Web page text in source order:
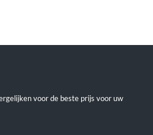
voor de beste prijs voor uw